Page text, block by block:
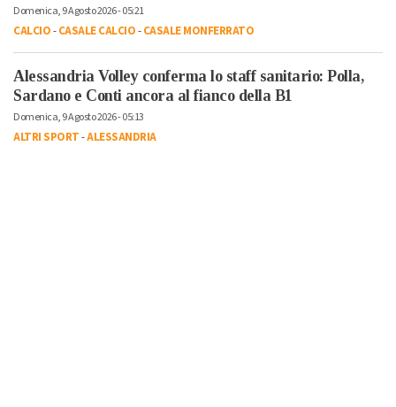
Domenica, 9 Agosto 2026 - 05:21
CALCIO-CASALE CALCIO-CASALE MONFERRATO
Alessandria Volley conferma lo staff sanitario: Polla,
Sardano e Conti ancora al fianco della B1
Domenica, 9 Agosto 2026 - 05:13
ALTRI SPORT-ALESSANDRIA